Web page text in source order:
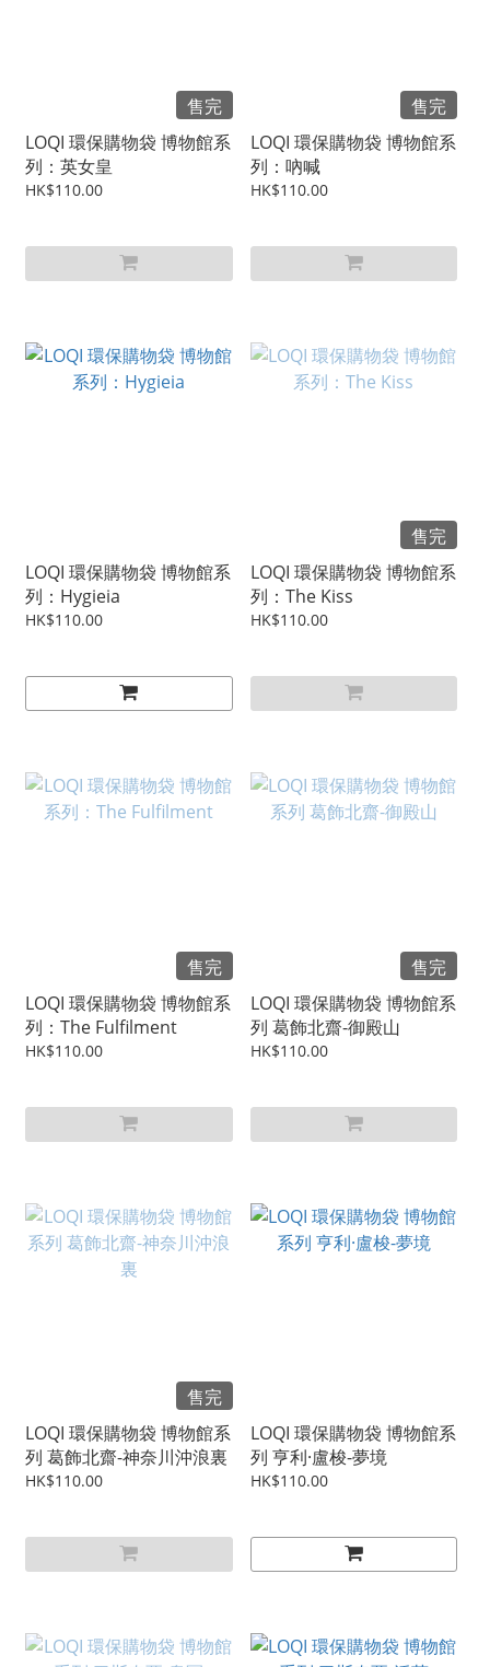
售完
LOQI 環保購物袋 博物館系
列：英女皇
HK$110.00
售完
LOQI 環保購物袋 博物館系
列：吶喊
HK$110.00
LOQI 環保購物袋 博物館系
列：Hygieia
HK$110.00
售完
LOQI 環保購物袋 博物館系
列：The Kiss
HK$110.00
售完
LOQI 環保購物袋 博物館系
列：The Fulfilment
HK$110.00
售完
LOQI 環保購物袋 博物館系
列 葛飾北齋-御殿山
HK$110.00
售完
LOQI 環保購物袋 博物館系
列 葛飾北齋-神奈川沖浪裏
HK$110.00
LOQI 環保購物袋 博物館系
列 亨利·盧梭-夢境
HK$110.00